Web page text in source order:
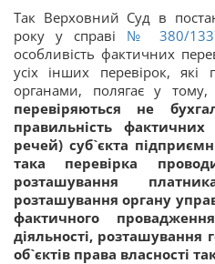
Так Верховний Суд в
року у справі № 380/
особливість фактичних
усіх інших перевірок, які
органами, полягає у
перевіряються не
правильність
речей) суб`єкта
така перевірка
розташування
розташування органу
фактичного
діяльності, розташування
об`єктів права власності